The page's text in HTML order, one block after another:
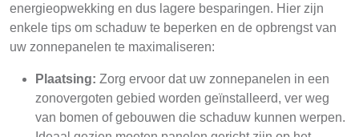
energieopwekking en dus lagere besparingen. Hier zijn
enkele tips om schaduw te beperken en de opbrengst van
uw zonnepanelen te maximaliseren:
Plaatsing: Zorg ervoor dat uw zonnepanelen in een
zonovergoten gebied worden geïnstalleerd, ver weg
van bomen of gebouwen die schaduw kunnen werpen.